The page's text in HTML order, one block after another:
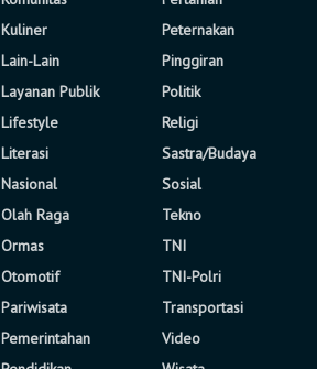
Kuliner
Lain-Lain
Layanan Publik
Lifestyle
Literasi
Nasional
Olah Raga
Ormas
Otomotif
Pariwisata
Pemerintahan
Peternakan
Pinggiran
Politik
Religi
Sastra/Budaya
Sosial
Tekno
TNI
TNI-Polri
Transportasi
Video